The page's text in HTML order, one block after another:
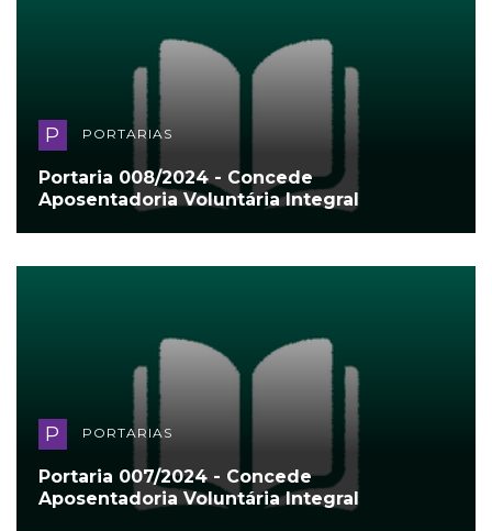
P PORTARIAS
Portaria 008/2024 - Concede
Aposentadoria Voluntária Integral
P PORTARIAS
Portaria 007/2024 - Concede
Aposentadoria Voluntária Integral